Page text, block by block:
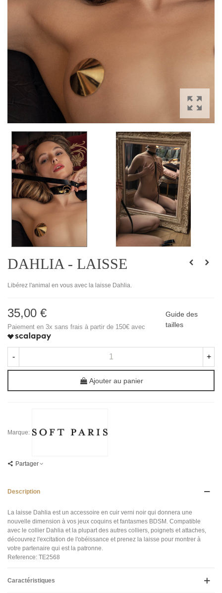
DAHLIA - LAISSE
Libérez l'animal en vous avec la laisse Dahlia.
35,00 €
Paiement en 3x sans frais à partir de 150€ avec
Guide des
tailles
- +
Ajouter au panier
Marque:
Partager
Description
La laisse Dahlia est un accessoire en cuir verni noir qui donnera une
nouvelle dimension à vos jeux coquins et fantasmes BDSM. Compatible
avec le collier Dahlia et la plupart des autres colliers, poignets et attaches,
découvrez l'excitation de l'obéissance et prenez la laisse pour montrer à
votre partenaire qui est la patronne.
Reference: TE2568
Caractéristiques